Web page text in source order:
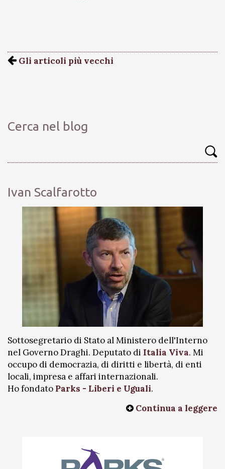
Gli articoli più vecchi
Cerca nel blog
Ivan Scalfarotto
Sottosegretario di Stato al Ministero dell'Interno
nel Governo Draghi. Deputato di Italia Viva. Mi
occupo di democrazia, di diritti e libertà, di enti
locali, impresa e affari internazionali.
Ho fondato Parks - Liberi e Uguali.
Continua a leggere